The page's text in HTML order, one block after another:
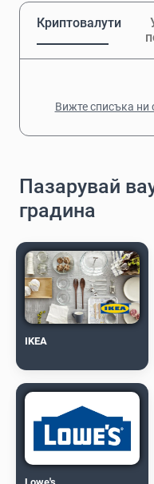
Криптовалути
Вижте списъка ни
Пазарувай
градина
IKEA